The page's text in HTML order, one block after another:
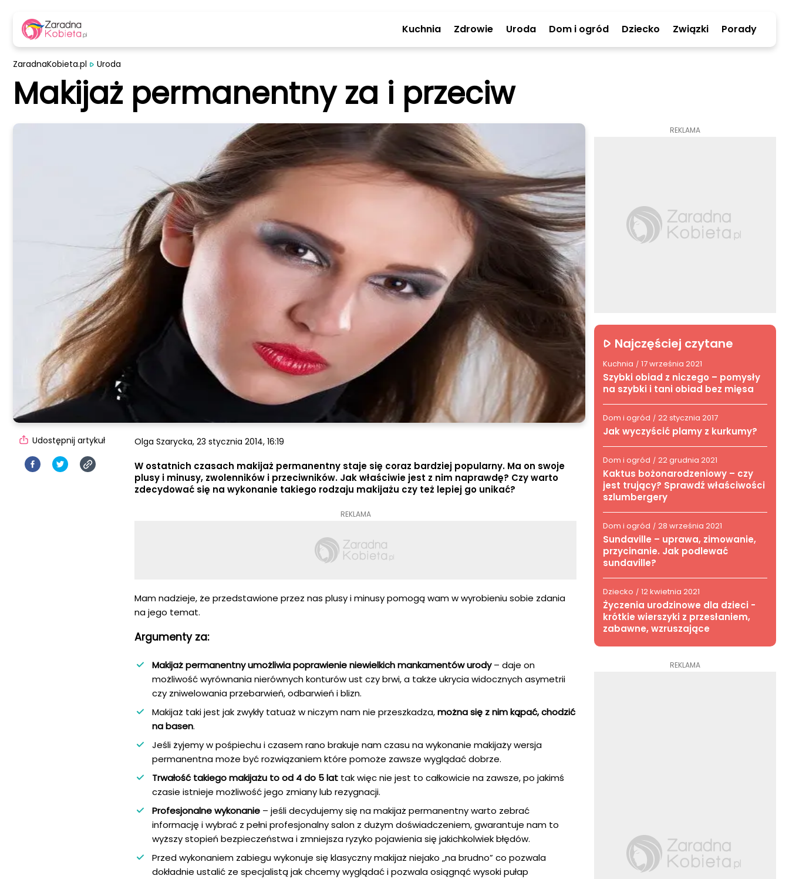
Kuchnia Zdrowie Uroda Dom i ogród Dziecko Związki Porady
ZaradnaKobieta.pl Uroda
Makijaż permanentny za i przeciw
Olga Szarycka, 23 stycznia 2014, 16:19
W ostatnich czasach makijaż permanentny staje się coraz bardziej popularny. Ma on swoje
plusy i minusy, zwolenników i przeciwników. Jak właściwie jest z nim naprawdę? Czy warto
zdecydować się na wykonanie takiego rodzaju makijażu czy też lepiej go unikać?
REKLAMA
Mam nadzieje, że przedstawione przez nas plusy i minusy pomogą wam w wyrobieniu sobie zdania
na jego temat.
Argumenty za:
Makijaż permanentny umożliwia poprawienie niewielkich mankamentów urody– daje on
możliwość wyrównania nierównych konturów ust czy brwi, a także ukrycia widocznych asymetrii
czy zniwelowania przebarwień, odbarwień i blizn.
Makijaż taki jest jak zwykły tatuaż w niczym nam nie przeszkadza,można się z nim kąpać, chodzić
na basen.
Jeśli żyjemy w pośpiechu i czasem rano brakuje nam czasu na wykonanie makijaży wersja
permanentna może być rozwiązaniem które pomoże zawsze wyglądać dobrze.
Trwałość takiego makijażu to od 4 do 5 lat tak więc nie jest to całkowicie na zawsze, po jakimś
czasie istnieje możliwość jego zmiany lub rezygnacji.
Profesjonalne wykonanie – jeśli decydujemy się na makijaż permanentny warto zebrać
informację i wybrać z pełni profesjonalny salon z dużym doświadczeniem, gwarantuje nam to
wyższy stopień bezpieczeństwa i zmniejsza ryzyko pojawienia się jakichkolwiek błędów.
Przed wykonaniem zabiegu wykonuje się klasyczny makijaż niejako „na brudno” co pozwala
dokładnie ustalić ze specjalistą jak chcemy wyglądać i pozwala osiągnąć wysoki pułap
Udostępnij artykuł
REKLAMA
Najczęściej czytane
Kuchnia / 17 września 2021
Szybki obiad z niczego – pomysły
na szybki i tani obiad bez mięsa
Dom i ogród / 22 stycznia 2017
Jak wyczyścić plamy z kurkumy?
Dom i ogród / 22 grudnia 2021
Kaktus bożonarodzeniowy – czy
jest trujący? Sprawdź właściwości
szlumbergery
Dom i ogród / 28 września 2021
Sundaville – uprawa, zimowanie,
przycinanie. Jak podlewać
sundaville?
Dziecko / 12 kwietnia 2021
Życzenia urodzinowe dla dzieci -
krótkie wierszyki z przesłaniem,
zabawne, wzruszające
REKLAMA